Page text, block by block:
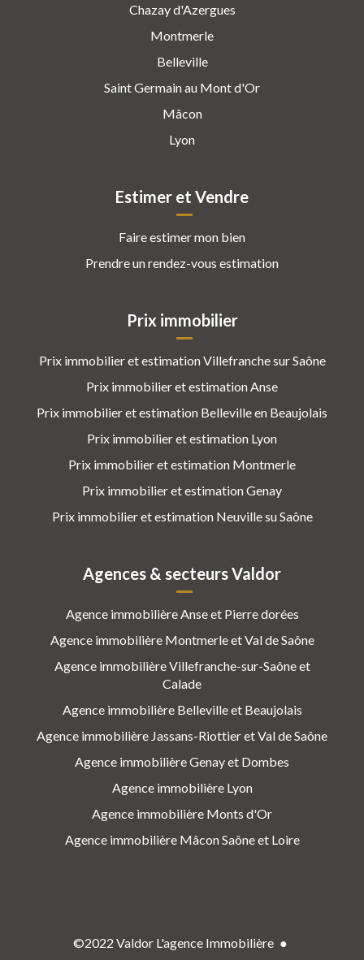
Chazay d'Azergues
Montmerle
Belleville
Saint Germain au Mont d'Or
Mâcon
Lyon
Estimer et Vendre
Faire estimer mon bien
Prendre un rendez-vous estimation
Prix immobilier
Prix immobilier et estimation Villefranche sur Saône
Prix immobilier et estimation Anse
Prix immobilier et estimation Belleville en Beaujolais
Prix immobilier et estimation Lyon
Prix immobilier et estimation Montmerle
Prix immobilier et estimation Genay
Prix immobilier et estimation Neuville su Saône
Agences & secteurs Valdor
Agence immobilière Anse et Pierre dorées
Agence immobilière Montmerle et Val de Saône
Agence immobilière Villefranche-sur-Saône et
Calade
Agence immobilière Belleville et Beaujolais
Agence immobilière Jassans-Riottier et Val de Saône
Agence immobilière Genay et Dombes
Agence immobilière Lyon
Agence immobilière Monts d'Or
Agence immobilière Mâcon Saône et Loire
©2022 Valdor L'agence Immobilière